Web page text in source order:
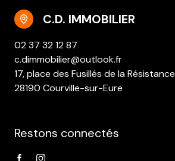
C.D. IMMOBILIER
02 37 32 12 87
c.dimmobilier@outlook.fr
17, place des Fusillés de la Résistance
28190 Courville-sur-Eure
Restons connectés